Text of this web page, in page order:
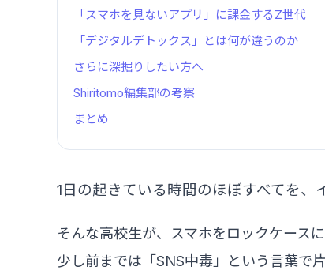
「スマホを見ないアプリ」に課金するZ世代
「デジタルデトックス」とは何が違うのか
さらに深掘りしたい方へ
Shiritomo編集部の考察
まとめ
1日の起きている時間のほぼすべてを、
そんな高校生が、スマホをロックケース
少し前までは「SNS中毒」という言葉で